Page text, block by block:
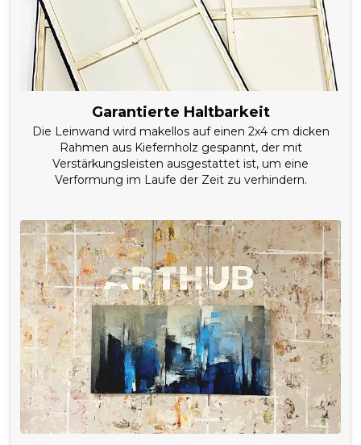
Garantierte Haltbarkeit
Die Leinwand wird makellos auf einen 2x4 cm dicken
Rahmen aus Kiefernholz gespannt, der mit
Verstärkungsleisten ausgestattet ist, um eine
Verformung im Laufe der Zeit zu verhindern.